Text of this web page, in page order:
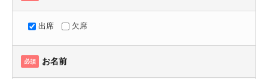
出席 欠席
必須 お名前